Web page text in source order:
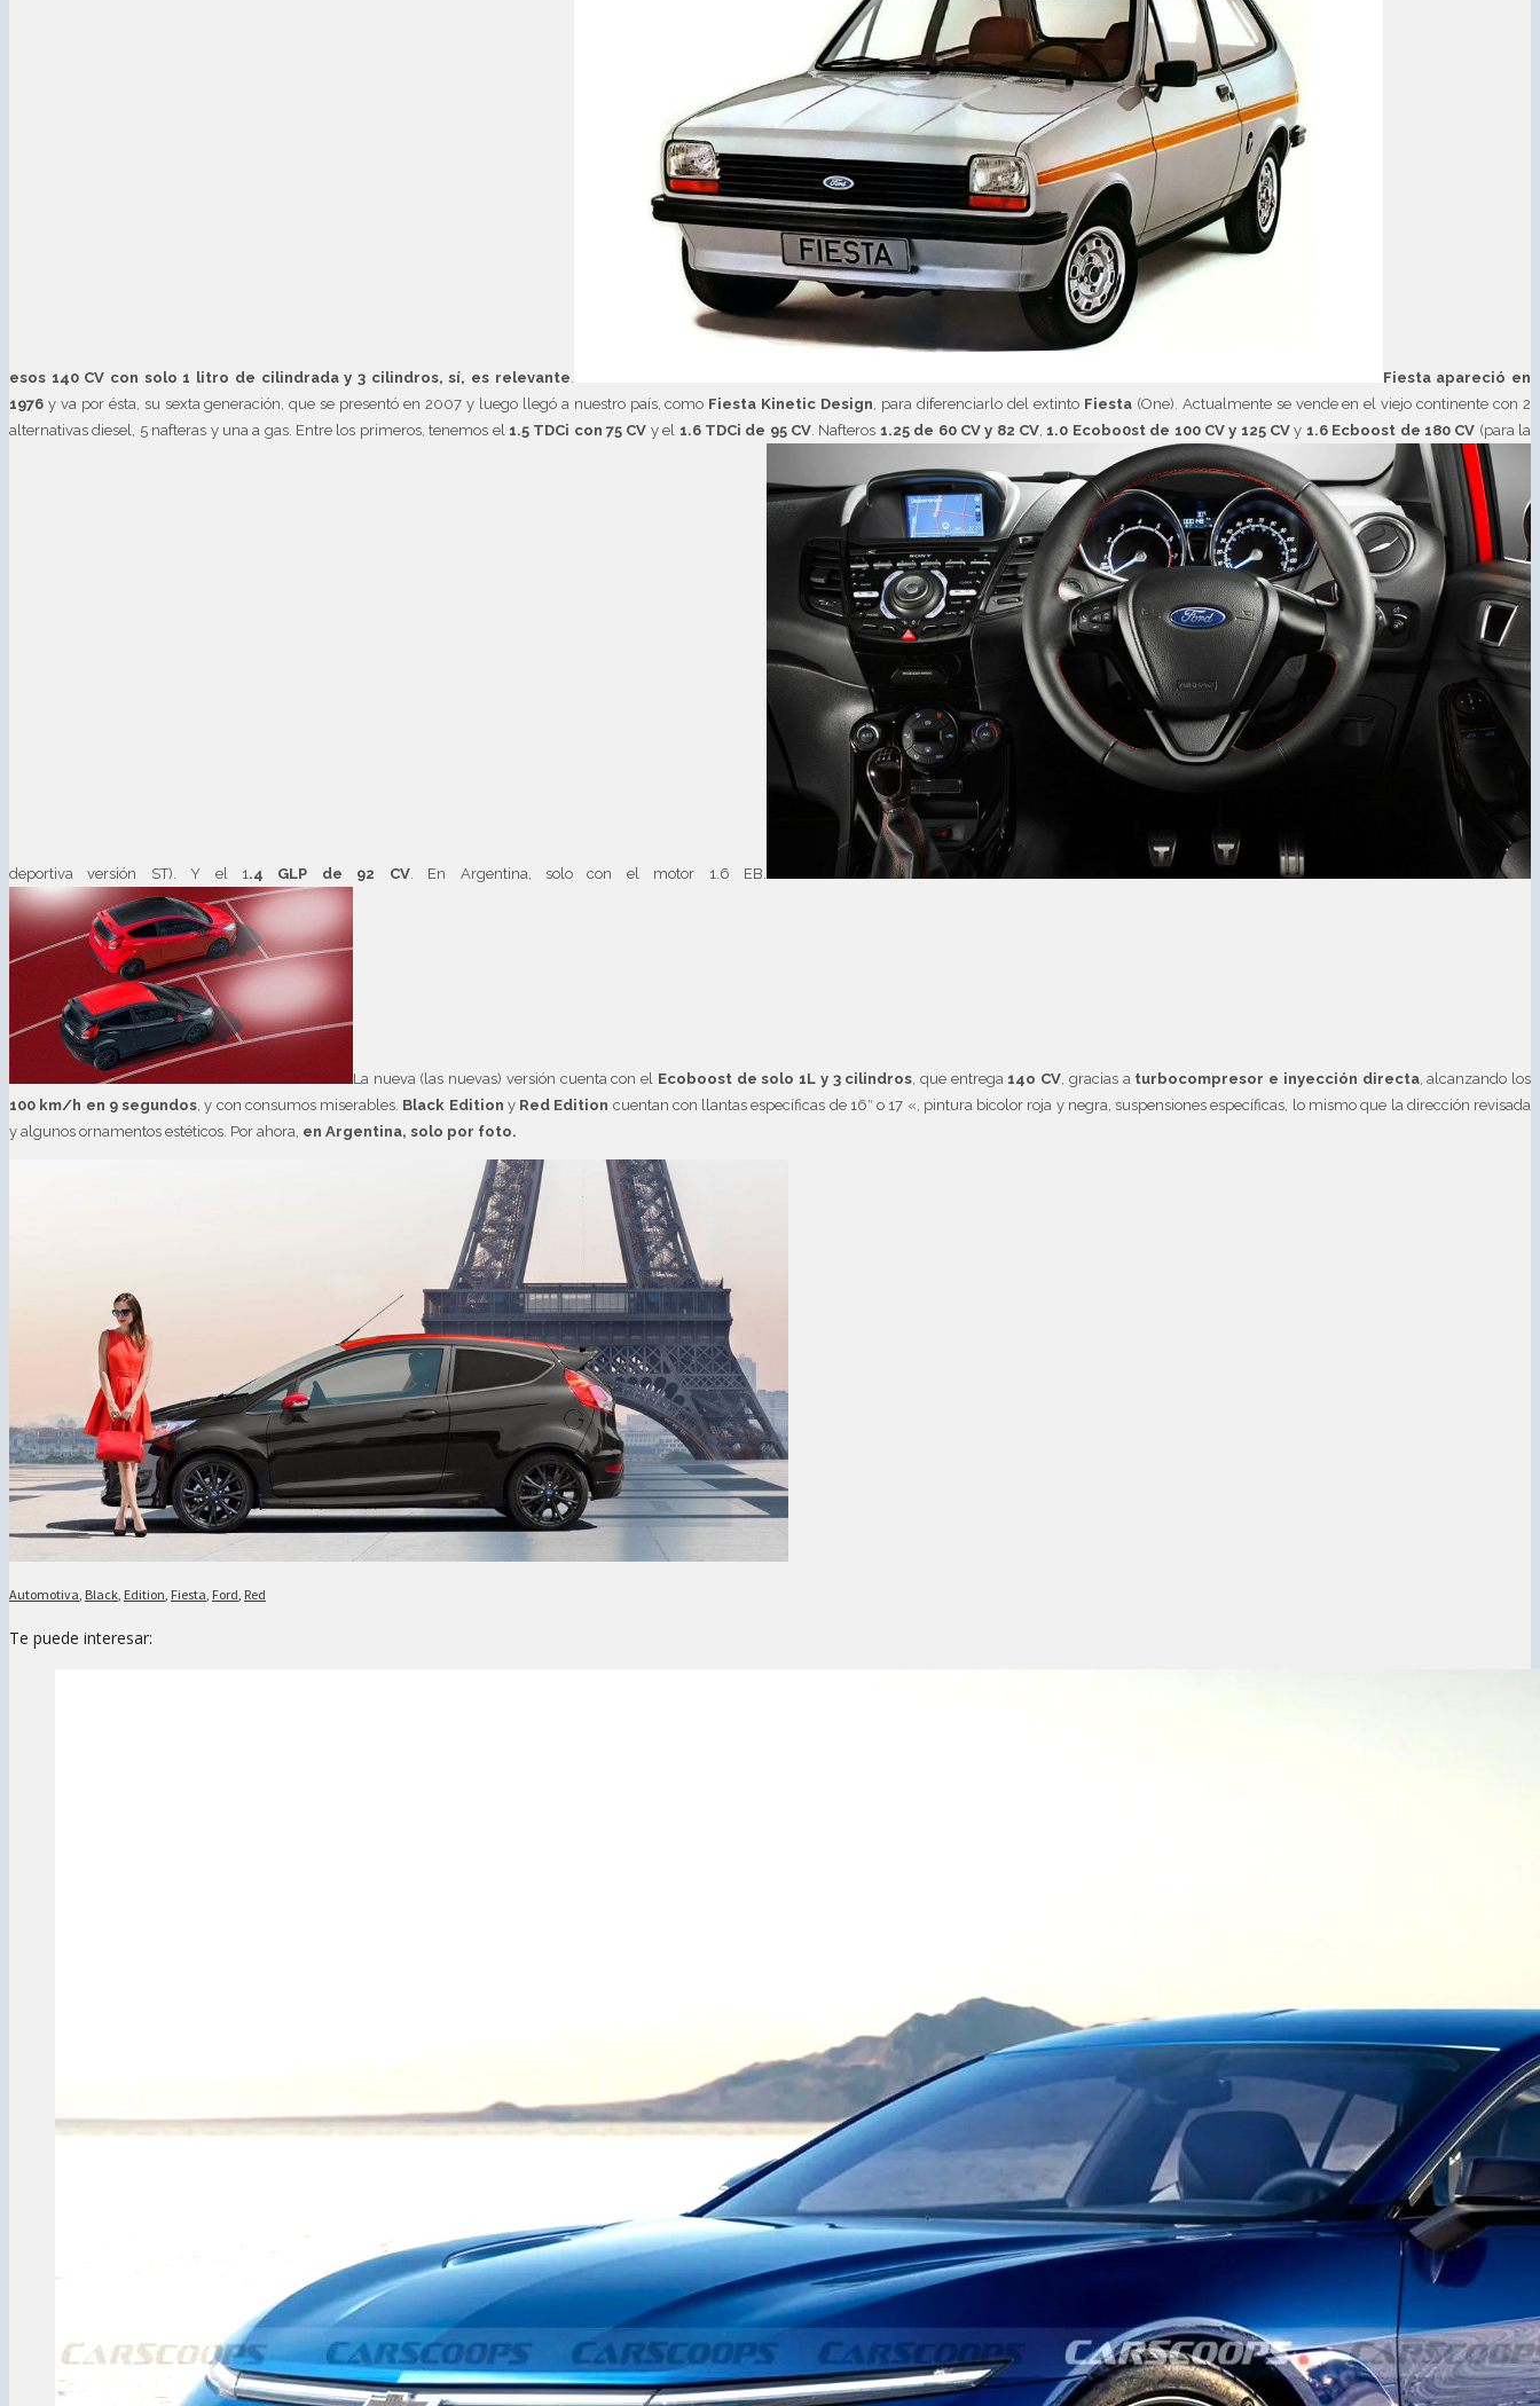
esos 140 CV con solo 1 litro de cilindrada y 3 cilindros, sí, es relevante
Fiesta apareció en
1976 y va por ésta, su sexta generación, que se presentó en 2007 y luego llegó a nuestro país, como Fiesta Kinetic Design , para diferenciarlo del extintoFiesta(One). Actualmente se vende en el viejo continente con 2
alternativas diesel, 5 nafteras y una a gas. Entre los primeros, tenemos el 1.5 TDCi con 75 CV y el 1.6 TDCi de 95 CV . Nafteros 1.25 de 60 CV y 82 CV 1.0 Ecobo0st de 100 CV y 125 CV y 1.6 Ecboost de 180 CV (para la
deportiva versión ST). Y el 1 .4 GLP de 92 CV. En Argentina, solo con el motor 1.6 EB.
La nueva (las nuevas) versión cuenta con el Ecoboost de solo 1L y 3 cilindros , que entrega 14o CV , gracias a turbocompresor e inyección directa, alcanzando los
100 km/h en 9 segundos , y con consumos miserables. Black Edition y Red Edition cuentan con llantas específicas de 16″ o 17 «, pintura bicolor roja y negra, suspensiones específicas, lo mismo que la dirección revisada
y algunos ornamentos estéticos. Por ahora, en Argentina, solo por foto.
Automotiva Black Edition Fiesta Ford Red
Te puede interesar: